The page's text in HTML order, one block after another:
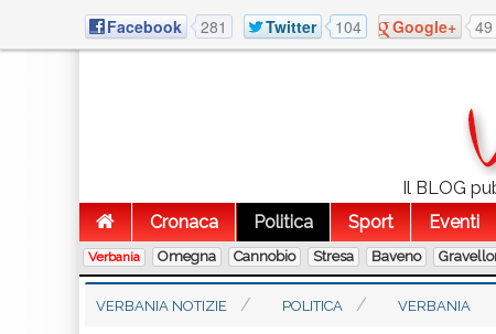
Facebook 281 Twitter 104 Google+ 49
Il BLOG
Cronaca
Politica Sport Eventi
Verbania Omegna Cannobio Stresa Baveno
VERBANIA NOTIZIE POLITICA VERBANIA